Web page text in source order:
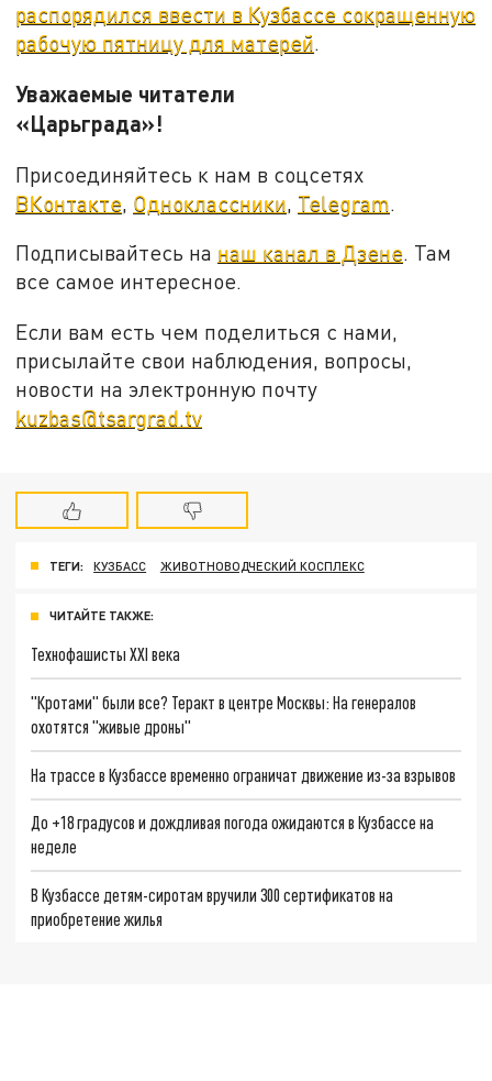
распорядился ввести в Кузбассе сокращенную
рабочую пятницу для матерей.
Уважаемые читатели
«Царьграда»!
Присоединяйтесь к нам в соцсетях
ВКонтакте, Одноклассники, Telegram.
Подписывайтесь на наш канал в Дзене. Там
все самое интересное.
Если вам есть чем поделиться с нами,
присылайте свои наблюдения, вопросы,
новости на электронную почту
kuzbas@tsargrad.tv
ТЕГИ: КУЗБАСС ЖИВОТНОВОДЧЕСКИЙ КОСПЛЕКС
ЧИТАЙТЕ ТАКЖЕ:
Технофашисты XXI века
"Кротами" были все? Теракт в центре Москвы: На генералов
охотятся "живые дроны"
На трассе в Кузбассе временно ограничат движение из-за взрывов
До +18 градусов и дождливая погода ожидаются в Кузбассе на
неделе
В Кузбассе детям-сиротам вручили 300 сертификатов на
приобретение жилья